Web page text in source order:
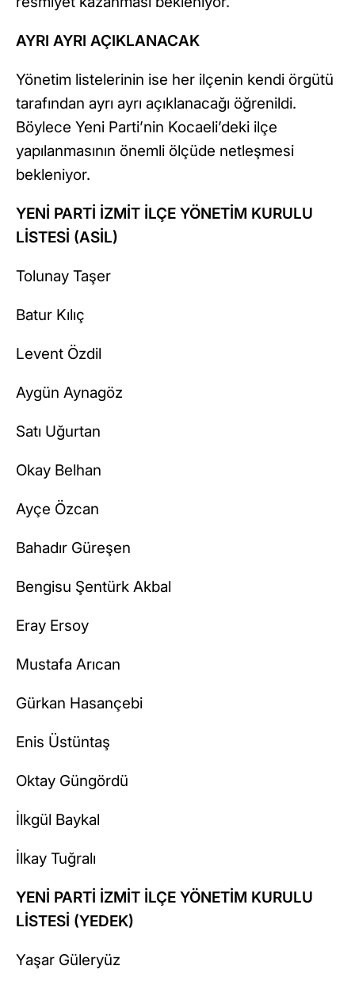
AYRI AYRI AÇIKLANACAK
Yönetim listelerinin ise her ilçenin kendi örgütü
tarafından ayrı ayrı açıklanacağı öğrenildi.
Böylece Yeni Parti’nin Kocaeli’deki ilçe
yapılanmasının önemli ölçüde netleşmesi
bekleniyor.
YENİ PARTİ İZMİT İLÇE YÖNETİM KURULU
LİSTESİ (ASİL)
Tolunay Taşer
Batur Kılıç
Levent Özdil
Aygün Aynagöz
Satı Uğurtan
Okay Belhan
Ayçe Özcan
Bahadır Güreşen
Bengisu Şentürk Akbal
Eray Ersoy
Mustafa Arıcan
Gürkan Hasançebi
Enis Üstüntaş
Oktay Güngördü
İlkgül Baykal
İlkay Tuğralı
YENİ PARTİ İZMİT İLÇE YÖNETİM KURULU
LİSTESİ (YEDEK)
Yaşar Güleryüz